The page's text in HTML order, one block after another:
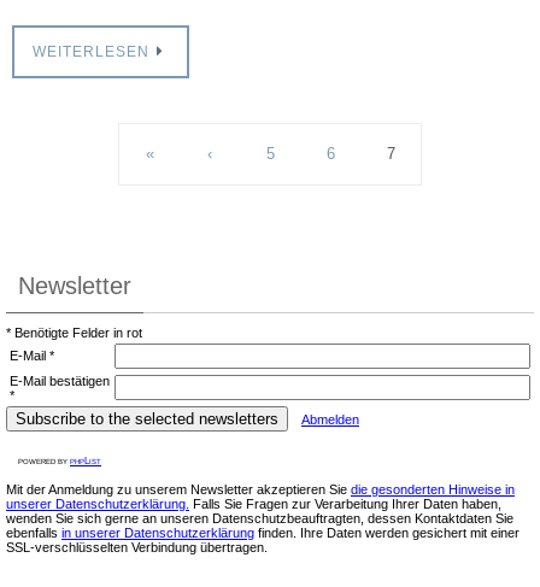
WEITERLESEN
« ‹ 5 6 7
Newsletter